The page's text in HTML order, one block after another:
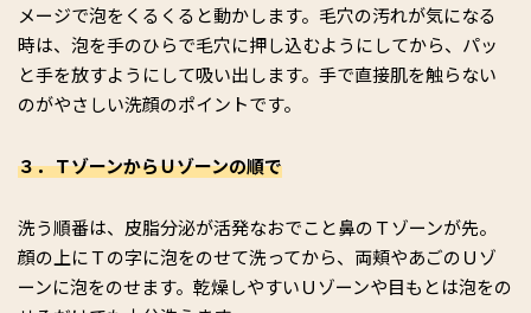
メージで泡をくるくると動かします。毛穴の汚れが気になる
時は、泡を手のひらで毛穴に押し込むようにしてから、パッ
と手を放すようにして吸い出します。手で直接肌を触らない
のがやさしい洗顔のポイントです。
３．ＴゾーンからＵゾーンの順で
洗う順番は、皮脂分泌が活発なおでこと鼻のＴゾーンが先。
顔の上にＴの字に泡をのせて洗ってから、両頬やあごのＵゾ
ーンに泡をのせます。乾燥しやすいＵゾーンや目もとは泡をの